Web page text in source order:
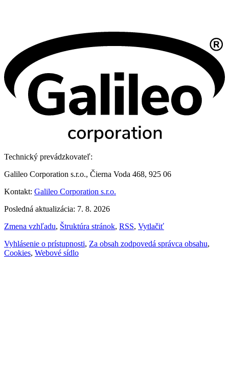
Technický prevádzkovateľ:
Galileo Corporation s.r.o., Čierna Voda 468, 925 06
Kontakt: Galileo Corporation s.r.o.
Posledná aktualizácia: 7. 8. 2026
Zmena vzhľadu, Štruktúra stránok, RSS, Vytlačiť
Vyhlásenie o prístupnosti, Za obsah zodpovedá správca obsahu,
Cookies, Webové sídlo